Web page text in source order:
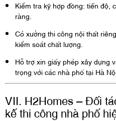
Kiểm tra kỹ hợp đồng: tiến độ,
ràng.
Có xưởng thi công nội thất
kiểm soát chất lượng.
Hỗ trợ xin giấy phép xây dựng
trọng với các nhà phố tại Hà
VII. H2Homes – Đối
kế thi công nhà phố